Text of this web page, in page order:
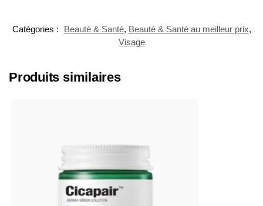
Catégories : Beauté & Santé, Beauté & Santé au meilleur prix,
Visage
Produits similaires